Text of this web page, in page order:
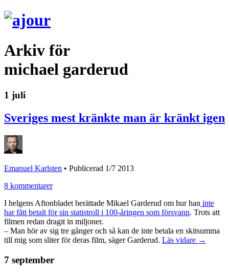
Arkiv för
michael garderud
1 juli
Sveriges mest kränkte man är kränkt igen
Emanuel Karlsten • Publicerad 1/7 2013
8 kommentarer
I helgens Aftonbladet berättade Mikael Garderud om hur han inte
har fått betalt för sin statistroll i 100-åringen som försvann. Trots att
filmen redan dragit in miljoner.
– Man hör av sig tre gånger och så kan de inte betala en skitsumma
till mig som sliter för deras film, säger Garderud. Läs vidare →
7 september